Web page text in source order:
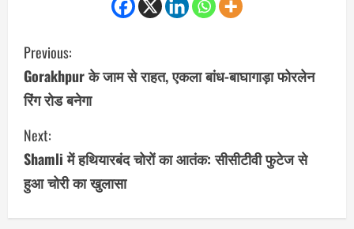
C
o
n
t
i
n
Previous:
Gorakhpur के जाम से राहत, एकला बांध-बाघागाड़ा फोरलेन
रिंग रोड बनेगा
Next:
Shamli में हथियारबंद चोरों का आतंक: सीसीटीवी फुटेज से
हुआ चोरी का खुलासा